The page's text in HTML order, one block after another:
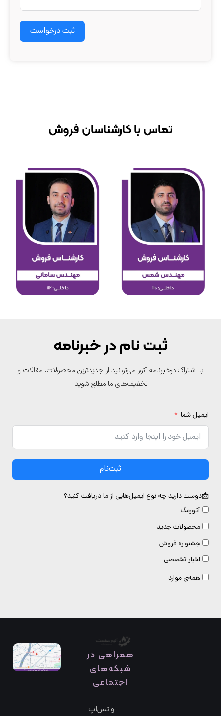
ثبت درخواست
تماس با کارشناسان فروش
ثبت نام در خبرنامه
با اشتراک درخبرنامه آتور می‌توانید از جدیدترین محصولات، مقالات و
تخفیف‌های ما مطلع شوید.
شما
ثبت‌نام
دارید چه نوع ایمیل‌هایی از ما دریافت کنید؟
آتورمگ
محصولات جدید
جشنواره فروش
اخبار تخصصی
همه‌ی موارد
همراهی در
شبکه‌های
اجتماعی
واتس‌اپ